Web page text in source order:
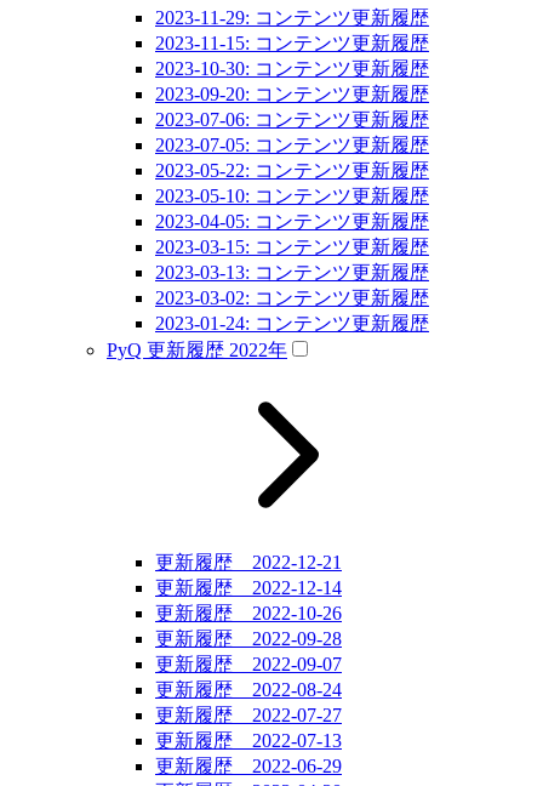
2023-11-29: コンテンツ更新履歴
2023-11-15: コンテンツ更新履歴
2023-10-30: コンテンツ更新履歴
2023-09-20: コンテンツ更新履歴
2023-07-06: コンテンツ更新履歴
2023-07-05: コンテンツ更新履歴
2023-05-22: コンテンツ更新履歴
2023-05-10: コンテンツ更新履歴
2023-04-05: コンテンツ更新履歴
2023-03-15: コンテンツ更新履歴
2023-03-13: コンテンツ更新履歴
2023-03-02: コンテンツ更新履歴
2023-01-24: コンテンツ更新履歴
PyQ 更新履歴 2022年
更新履歴 2022-12-21
更新履歴 2022-12-14
更新履歴 2022-10-26
更新履歴 2022-09-28
更新履歴 2022-09-07
更新履歴 2022-08-24
更新履歴 2022-07-27
更新履歴 2022-07-13
更新履歴 2022-06-29